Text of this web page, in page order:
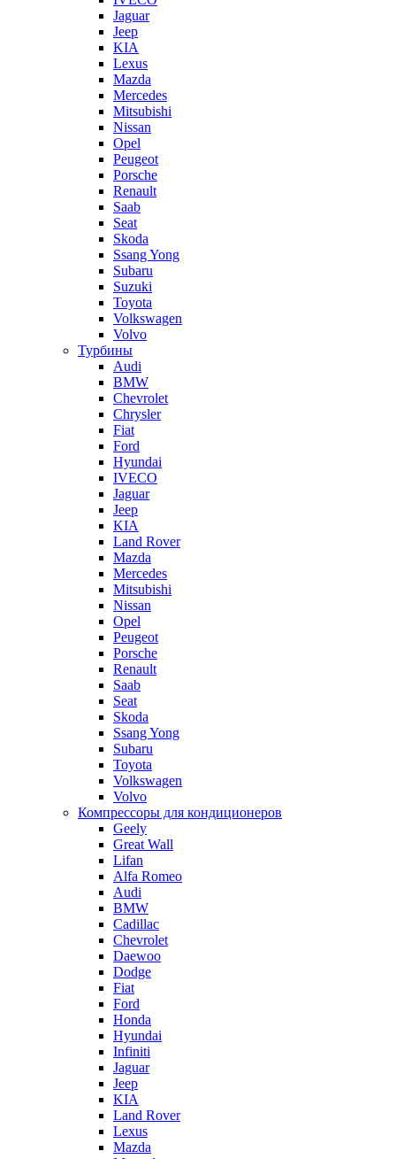
Jaguar
Jeep
KIA
Lexus
Mazda
Mercedes
Mitsubishi
Nissan
Opel
Peugeot
Porsche
Renault
Saab
Seat
Skoda
Ssang Yong
Subaru
Suzuki
Toyota
Volkswagen
Volvo
Турбины
Audi
BMW
Chevrolet
Chrysler
Fiat
Ford
Hyundai
IVECO
Jaguar
Jeep
KIA
Land Rover
Mazda
Mercedes
Mitsubishi
Nissan
Opel
Peugeot
Porsche
Renault
Saab
Seat
Skoda
Ssang Yong
Subaru
Toyota
Volkswagen
Volvo
Компрессоры для кондиционеров
Geely
Great Wall
Lifan
Alfa Romeo
Audi
BMW
Cadillac
Chevrolet
Daewoo
Dodge
Fiat
Ford
Honda
Hyundai
Infiniti
Jaguar
Jeep
KIA
Land Rover
Lexus
Mazda